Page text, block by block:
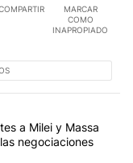
MARCAR
COMO
INAPROPIADO
comentarios en los
marcan
a Milei y Massa
negociaciones